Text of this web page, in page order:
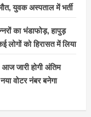
युवक अस्पताल में भर्ती
का भंडाफोड़, हापुड़
लोगों को हिरासत में लिया
जारी होगी अंतिम
वोटर नंबर बनेगा